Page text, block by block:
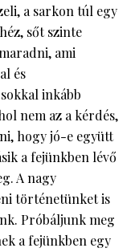
a sarkon túl egy
sőt szinte
ami
és
inkább
nem az a kérdés,
hogy jó-e együtt
a fejünkben lévő
A nagy
történetünket is
Próbáljunk meg
a fejünkben egy